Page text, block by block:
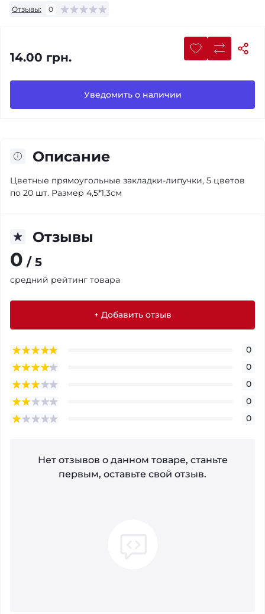
Отзывы: 0
14.00 грн.
Уведомить о наличии
Описание
Цветные прямоугольные закладки-липучки, 5 цветов
по 20 шт. Размер 4,5*1,3см
Отзывы
0 / 5
средний рейтинг товара
+ Добавить отзыв
0
0
0
0
0
Нет отзывов о данном товаре, станьте
первым, оставьте свой отзыв.